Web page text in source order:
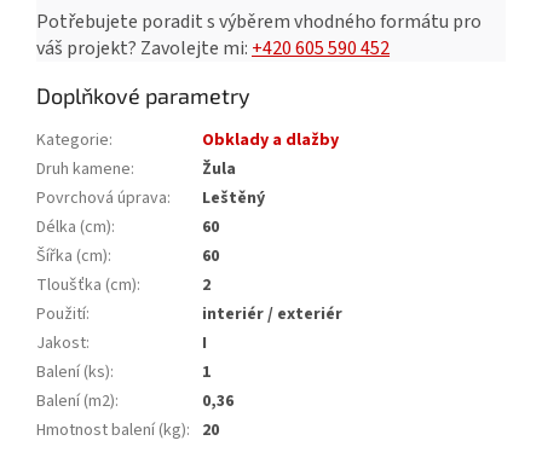
Potřebujete poradit s výběrem vhodného formátu pro
váš projekt? Zavolejte mi: +420 605 590 452
Doplňkové parametry
Kategorie:
Obklady a dlažby
Druh kamene:
Žula
Povrchová úprava:
Leštěný
Délka (cm):
60
Šířka (cm):
60
Tloušťka (cm):
2
Použití:
interiér / exteriér
Jakost:
I
Balení (ks):
1
Balení (m2):
0,36
Hmotnost balení (kg): 20